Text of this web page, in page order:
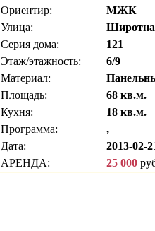
Ориентир:
МЖК
Улица:
Серия дома:
121
Этаж/этажность:
6/9
Материал:
Площадь:
68 кв.м.
Кухня:
18 кв.м.
Программа:
,
Дата:
2013-02-
АРЕНДА:
25 000